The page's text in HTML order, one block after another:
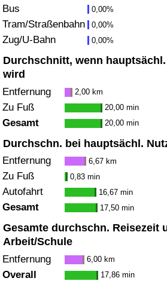
Bus 0,00%
Tram/Straßenbahn 0,00%
Zug/U-Bahn 0,00%
Durchschnitt, wenn
wird
Entfernung 2,00 km
Zu Fuß 20,00 min
Gesamt 20,00 min
Durchschn. bei hauptsächl.
Entfernung 6,67 km
Zu Fuß 0,83 min
Autofahrt 16,67 min
Gesamt 17,50 min
Gesamte durchschn. Reisezeit
Arbeit/Schule
Entfernung 6,00 km
Overall 17,86 min
Verkehr
Verkehrs-Index
Verkehrs-Index (aktuell)
Verkehrs-Index nach Land